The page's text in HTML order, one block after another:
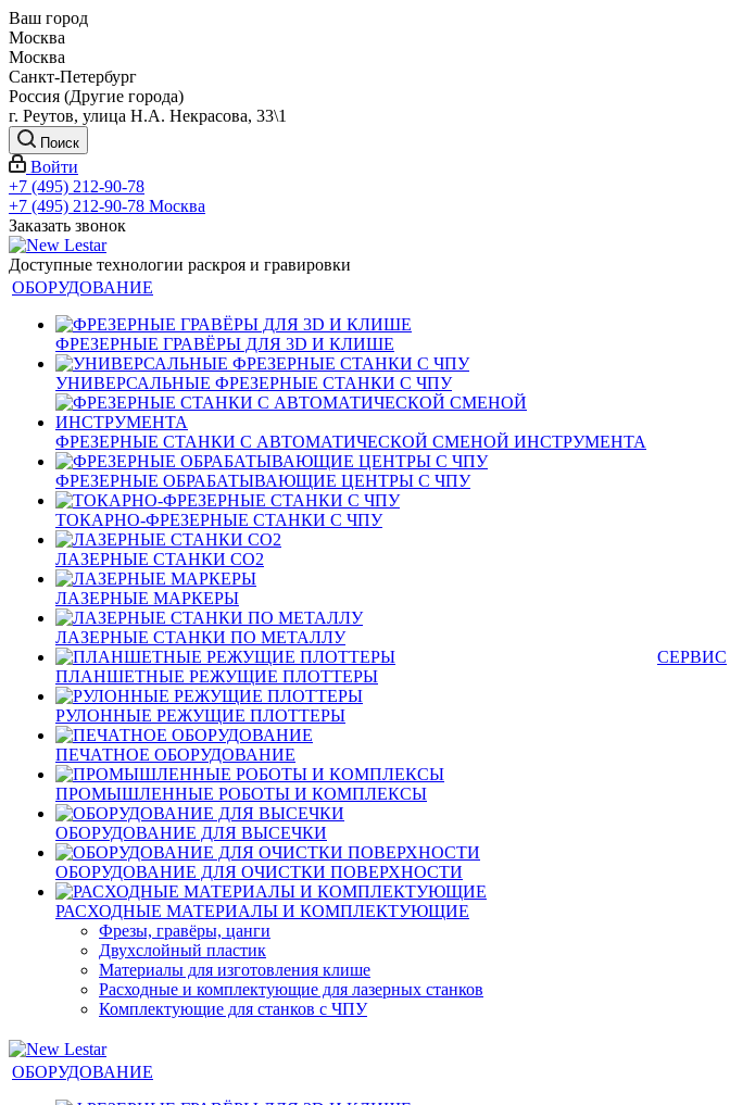
Ваш город
Москва
Москва
Санкт-Петербург
Россия (Другие города)
г. Реутов, улица Н.А. Некрасова, 33\1
Поиск
Войти
+7 (495) 212-90-78
+7 (495) 212-90-78 Москва
Заказать звонок
Доступные технологии раскроя и гравировки
ОБОРУДОВАНИЕ
ФРЕЗЕРНЫЕ ГРАВЁРЫ ДЛЯ 3D И КЛИШЕ
УНИВЕРСАЛЬНЫЕ ФРЕЗЕРНЫЕ СТАНКИ С ЧПУ
ФРЕЗЕРНЫЕ СТАНКИ С АВТОМАТИЧЕСКОЙ СМЕНОЙ ИНСТРУМЕНТА
ФРЕЗЕРНЫЕ ОБРАБАТЫВАЮЩИЕ ЦЕНТРЫ С ЧПУ
ТОКАРНО-ФРЕЗЕРНЫЕ СТАНКИ С ЧПУ
ЛАЗЕРНЫЕ СТАНКИ CO2
ЛАЗЕРНЫЕ МАРКЕРЫ
ЛАЗЕРНЫЕ СТАНКИ ПО МЕТАЛЛУ
ПЛАНШЕТНЫЕ РЕЖУЩИЕ ПЛОТТЕРЫ
РУЛОННЫЕ РЕЖУЩИЕ ПЛОТТЕРЫ
ПЕЧАТНОЕ ОБОРУДОВАНИЕ
ПРОМЫШЛЕННЫЕ РОБОТЫ И КОМПЛЕКСЫ
ОБОРУДОВАНИЕ ДЛЯ ВЫСЕЧКИ
ОБОРУДОВАНИЕ ДЛЯ ОЧИСТКИ ПОВЕРХНОСТИ
РАСХОДНЫЕ МАТЕРИАЛЫ И КОМПЛЕКТУЮЩИЕ
Фрезы, гравёры, цанги
Двухслойный пластик
Материалы для изготовления клише
Расходные и комплектующие для лазерных станков
Комплектующие для станков с ЧПУ
СЕРВИС
ОБОРУДОВАНИЕ